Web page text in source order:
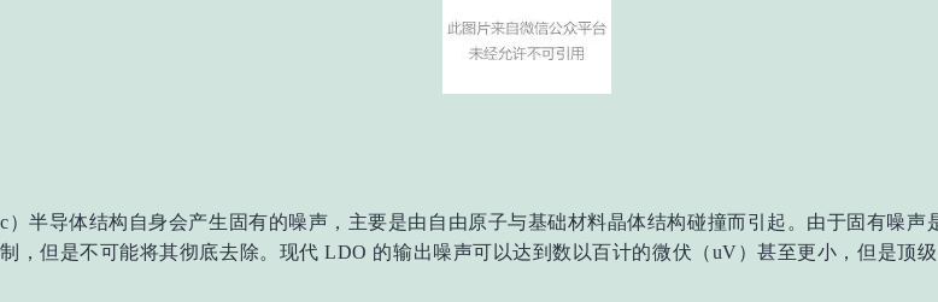
c）半导体结构自身会产生固有的噪声，主要是由自由原子与基础材料晶体结构碰撞而引起。由于固有噪
制，但是不可能将其彻底去除。现代 LDO 的输出噪声可以达到数以百计的微伏（uV）甚至更小，但是顶